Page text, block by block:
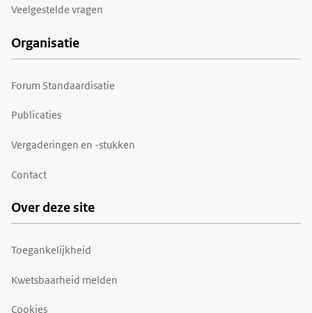
Veelgestelde vragen
Organisatie
Forum Standaardisatie
Publicaties
Vergaderingen en -stukken
Contact
Over deze site
Toegankelijkheid
Kwetsbaarheid melden
Cookies